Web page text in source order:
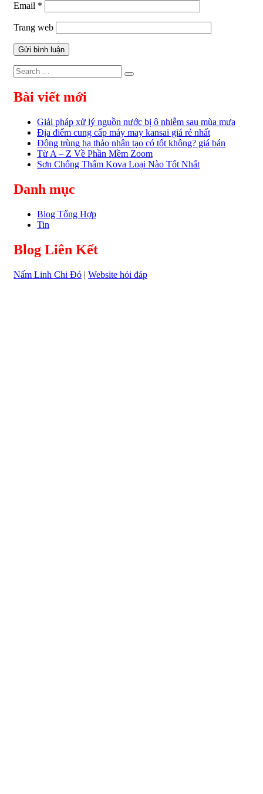
Email *
Trang web
Search
for:
Search
Bài viết mới
Giải pháp xử lý nguồn nước bị ô nhiễm sau mùa mưa
Địa điểm cung cấp máy may kansai giá rẻ nhất
Đông trùng hạ thảo nhân tạo có tốt không? giá bán
Từ A – Z Về Phần Mềm Zoom
Sơn Chống Thấm Kova Loại Nào Tốt Nhất
Danh mục
Blog Tổng Hợp
Tin
Blog Liên Kết
Nấm Linh Chi Đỏ | Website hỏi đáp